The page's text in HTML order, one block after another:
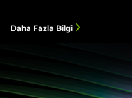
Daha Fazla Bilgi